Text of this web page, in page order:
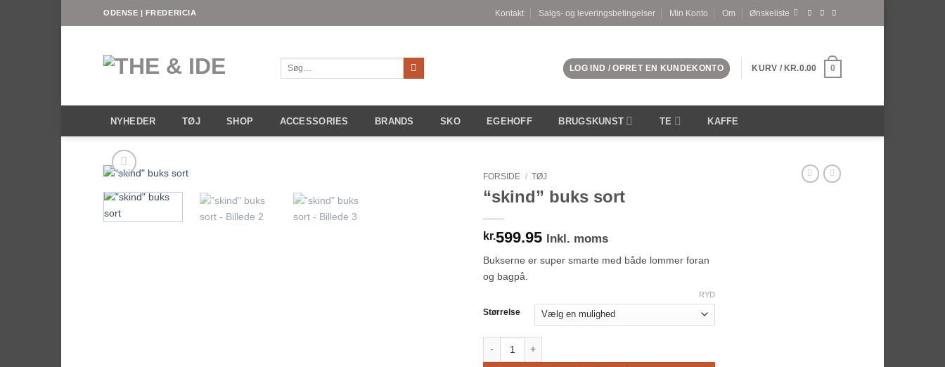
ODENSE | FREDERICIA Kontakt Salgs- og leveringsbetingelser Min Konto Om Ønskeliste
efter:
LOG IND / OPRET EN KUNDEKONTO KURV / KR.0.00 0
NYHEDER TØJ SHOP ACCESSORIES BRANDS SKO EGEHOFF BRUGSKUNST TE KAFFE
FORSIDE / TØJ
“skind” buks sort
kr.599.95 Inkl. moms
Bukserne er super smarte med både lommer foran
og bagpå.
Størrelse
RYD